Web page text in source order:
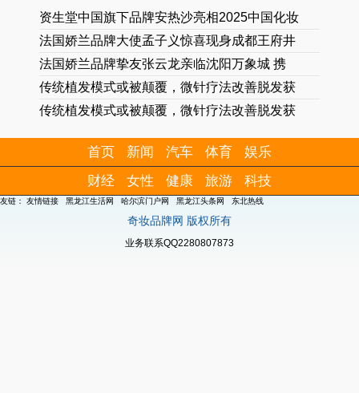
资生堂中国旗下品牌安热沙亮相2025中国化妆
法国娇兰品牌大使孟子义惊喜现身成都王府井
法国娇兰品牌挚友张云龙亲临沈阳万象城 携
传统植发模式或被颠覆，微针疗法改善脱发获
传统植发模式或被颠覆，微针疗法改善脱发获
首页 新闻 汽车 体育
娱乐
财经
女性 健康 旅游 科技
友链： 友情链接 黑龙江生活网 哈尔滨门户网 黑龙江头条网 东北热线
奇妆品牌网 版权所有
业务联系QQ2280807873